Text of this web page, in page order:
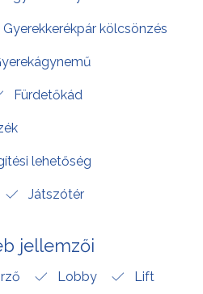
Gyerekkerékpár kölcsönzés
Fürdetőkád
lehetőség
Játszótér
jellemzői
Lobby Lift